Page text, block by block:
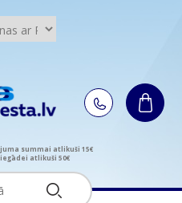
summai atlikuši 15€
atlikuši 50€